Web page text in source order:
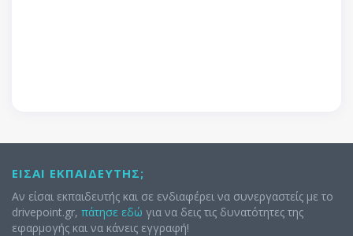
ΕΊΣΑΙ ΕΚΠΑΙΔΕΥΤΉΣ;
Αν είσαι εκπαιδευτής και σε ενδιαφέρει να συνεργαστείς με το
drivepoint.gr, πάτησε εδώ για να δεις τις δυνατότητες της
εφαρμογής και να κάνεις εγγραφή!